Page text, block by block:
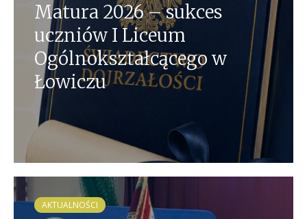
Matura 2026 – sukces
uczniów I Liceum
Ogólnokształcącego w
Łowiczu
AKTUALNOŚCI